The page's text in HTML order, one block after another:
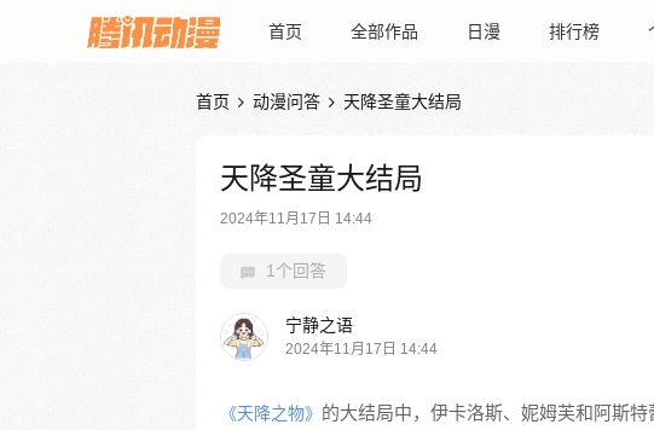
首页 全部作品 日漫 排行榜
首页  动漫问答  天降圣童大结局
天降圣童大结局
2024年11月17日 14:44
1个回答
宁静之语
2024年11月17日 14:44
《天降之物》 的大结局中，伊卡洛斯、妮姆芙和阿斯